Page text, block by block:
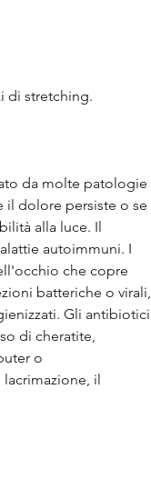
di stretching.
da molte patologie
il dolore persiste o se
alla luce. Il
autoimmuni. I
che copre
batteriche o virali,
Gli antibiotici
di cheratite,
o
il